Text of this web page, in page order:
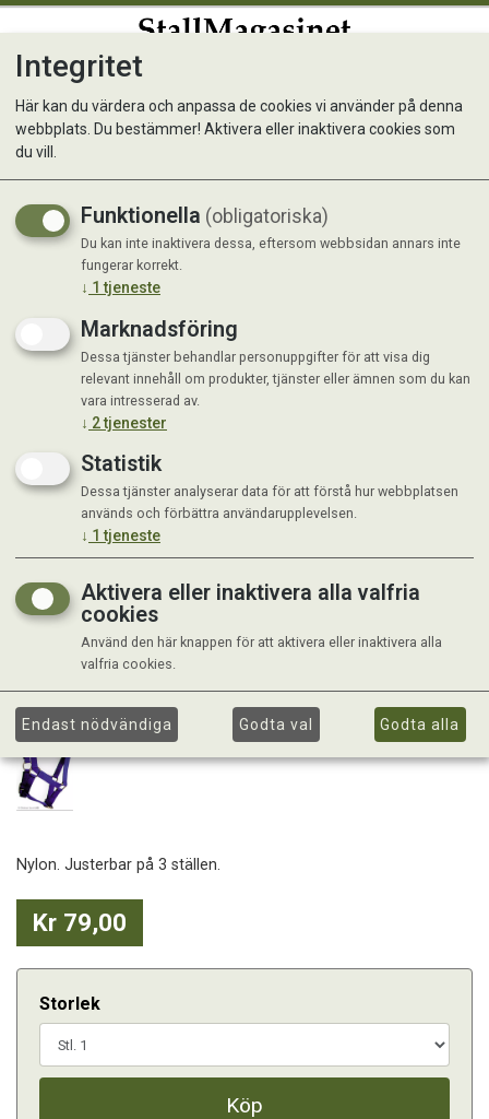
Fölgrimma Nylon
Nylon. Justerbar på 3 ställen.
Kr 79,00
Storlek
Köp
Integritet
Här kan du värdera och anpassa de cookies vi använder på denna
webbplats. Du bestämmer! Aktivera eller inaktivera cookies som
du vill.
Funktionella (obligatoriska)
Du kan inte inaktivera dessa, eftersom webbsidan annars inte
fungerar korrekt.
↓ 1 tjeneste
Marknadsföring
Dessa tjänster behandlar personuppgifter för att visa dig
relevant innehåll om produkter, tjänster eller ämnen som du kan
vara intresserad av.
↓ 2tjenester
Statistik
Dessa tjänster analyserar data för att förstå hur webbplatsen
används och förbättra användarupplevelsen.
↓ 1 tjeneste
Aktivera eller inaktivera alla valfria
cookies
Använd den här knappen för att aktivera eller inaktivera alla
valfria cookies.
Endast nödvändiga Godta val Godta alla